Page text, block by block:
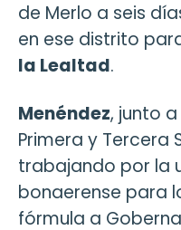
de Merlo a seis
en ese distrito
la Lealtad.
Menéndez, junto
Primera y Tercera
trabajando por la
bonaerense para
fórmula a